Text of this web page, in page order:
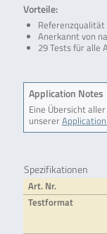
Vorteile:
Referenzqualität
Anerkannt von
29 Tests für alle
Application Notes
Eine Übersicht
unserer
Spezifikationen
Art. Nr.
Testformat